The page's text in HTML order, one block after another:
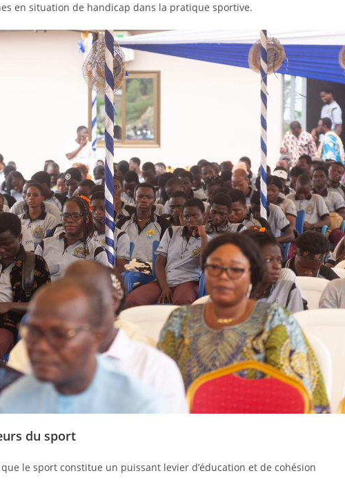
en situation de handicap dans la pratique sportive.
du sport
le sport constitue un puissant levier d’éducation et de cohésion